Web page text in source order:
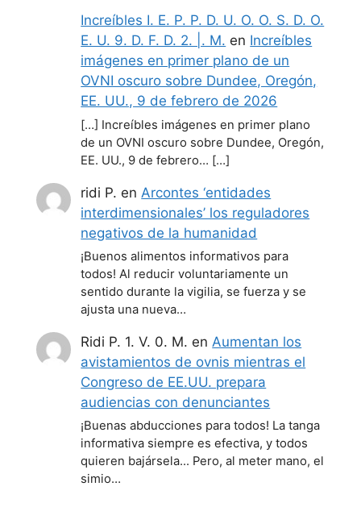
Increíbles I. E. P. P. D. U. O. O. S. D. O.
E. U. 9. D. F. D. 2. |. M. en Increíbles
imágenes en primer plano de un
OVNI oscuro sobre Dundee, Oregón,
EE. UU., 9 de febrero de 2026
[…] Increíbles imágenes en primer plano
de un OVNI oscuro sobre Dundee, Oregón,
EE. UU., 9 de febrero… […]
ridi P. en Arcontes ‘entidades
interdimensionales’ los reguladores
negativos de la humanidad
¡Buenos alimentos informativos para
todos! Al reducir voluntariamente un
sentido durante la vigilia, se fuerza y se
ajusta una nueva…
Ridi P. 1. V. 0. M. enAumentan los
avistamientos de ovnis mientras el
Congreso de EE.UU. prepara
audiencias con denunciantes
¡Buenas abducciones para todos! La tanga
informativa siempre es efectiva, y todos
quieren bajársela... Pero, al meter mano, el
simio…